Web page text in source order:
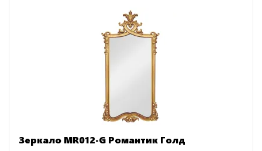
Зеркало MR012-G Романтик Голд